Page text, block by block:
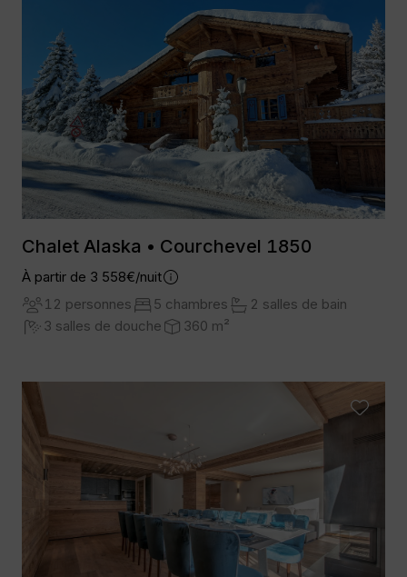
Chalet Alaska • Courchevel 1850
À partir de 3 558€/nuit
12 personnes
5 chambres
2 salles de bain
3 salles de douche
360 m²